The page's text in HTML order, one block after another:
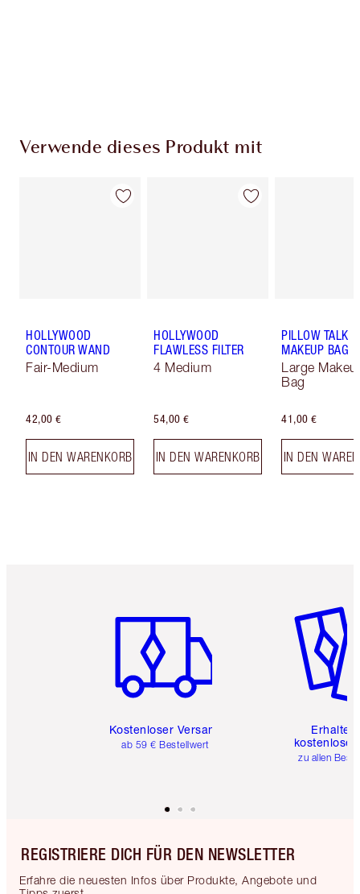
Verwende dieses Produkt mit
HOLLYWOOD
CONTOUR WAND
Fair-Medium
42,00 €
IN DEN WARENKORB
HOLLYWOOD
FLAWLESS FILTER
4 Medium
54,00 €
IN DEN WARENKORB
PILLOW TALK
MAKEUP BAG
Large
Bag
41,00 €
IN DEN
Kostenloser Versand
ab 59 € Bestellwert
Erhalte
kostenlose
zu allen
REGISTRIERE DICH FÜR DEN NEWSLETTER
Erfahre die neuesten Infos über Produkte, Angebote und